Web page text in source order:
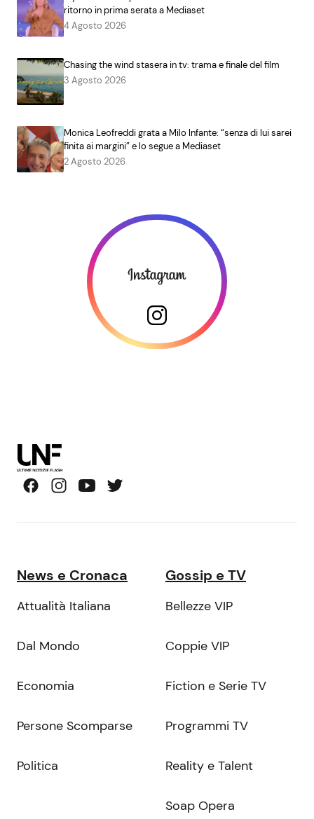
ritorno in prima serata a Mediaset
4 Agosto 2026
Chasing the wind stasera in tv: trama e finale del film
3 Agosto 2026
Monica Leofreddi grata a Milo Infante: “senza di lui sarei
finita ai margini” e lo segue a Mediaset
2 Agosto 2026
News e Cronaca
Attualità Italiana
Dal Mondo
Economia
Persone Scomparse
Politica
Gossip e TV
Bellezze VIP
Coppie VIP
Fiction e Serie TV
Programmi TV
Reality e Talent
Soap Opera